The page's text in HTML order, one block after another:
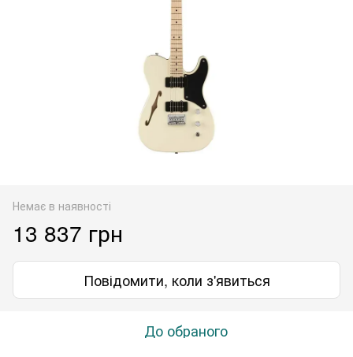
Немає в наявності
13 837 грн
Повідомити, коли з'явиться
До обраного